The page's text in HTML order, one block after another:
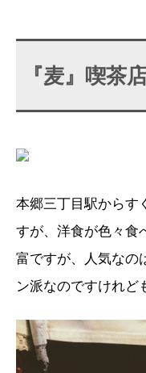
『麦』喫茶
本郷三丁目駅からす
すが、洋食が色々食
富ですが、人気なの
ン派なのですけれど